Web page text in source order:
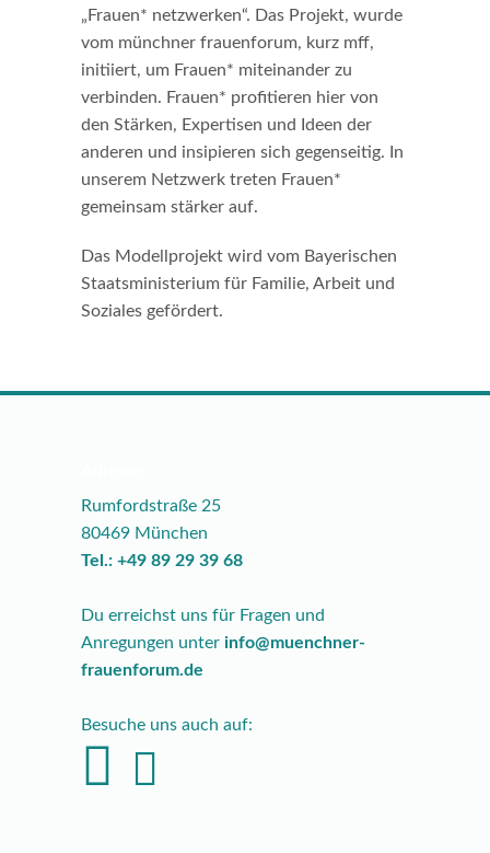
„Frauen* netzwerken“. Das Projekt, wurde
vom münchner frauenforum, kurz mff,
initiiert, um Frauen* miteinander zu
verbinden. Frauen* profitieren hier von
den Stärken, Expertisen und Ideen der
anderen und insipieren sich gegenseitig. In
unserem Netzwerk treten Frauen*
gemeinsam stärker auf.
Das Modellprojekt wird vom Bayerischen
Staatsministerium für Familie, Arbeit und
Soziales gefördert.
Rumfordstraße 25
80469 München
Tel.: +49 89 29 39 68
Du erreichst uns für Fragen und
Anregungen unter info@muenchner-
frauenforum.de
Besuche uns auch auf: